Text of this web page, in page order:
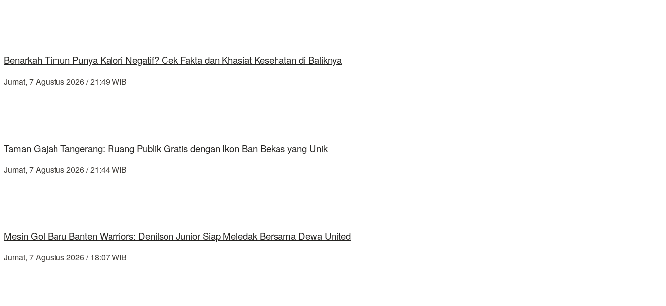
Benarkah Timun Punya Kalori Negatif? Cek Fakta dan Khasiat Kesehatan di Baliknya
Jumat, 7 Agustus 2026 / 21:49 WIB
Taman Gajah Tangerang: Ruang Publik Gratis dengan Ikon Ban Bekas yang Unik
Jumat, 7 Agustus 2026 / 21:44 WIB
Mesin Gol Baru Banten Warriors: Denilson Junior Siap Meledak Bersama Dewa United
Jumat, 7 Agustus 2026 / 18:07 WIB